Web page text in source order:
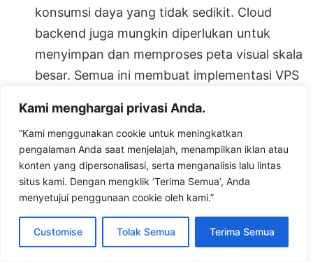
Kami menghargai privasi Anda.
“Kami menggunakan cookie untuk meningkatkan
pengalaman Anda saat menjelajah, menampilkan iklan atau
konten yang dipersonalisasi, serta menganalisis lalu lintas
situs kami. Dengan mengklik ‘Terima Semua’, Anda
menyetujui penggunaan cookie oleh kami.”
Customise Tolak Semua Terima Semua
konsumsi daya yang tidak sedikit. Cloud
backend juga mungkin diperlukan untuk
menyimpan dan memproses peta visual skala
besar. Semua ini membuat implementasi VPS
sekadar modul GPS konvensional
Penutup:Visual Positioning System
menghadirkan cara baru dalam menentukan
posisi dengan memanfaatkan “penglihatan”
digital. Teknologi ini tidak hanya meningkatkan
akurasi navigasi di area yang sulit dijangkau GPS,